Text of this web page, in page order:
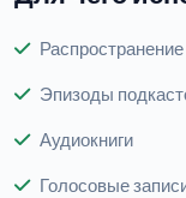
Эпизоды
Аудиокниги
Голосовые